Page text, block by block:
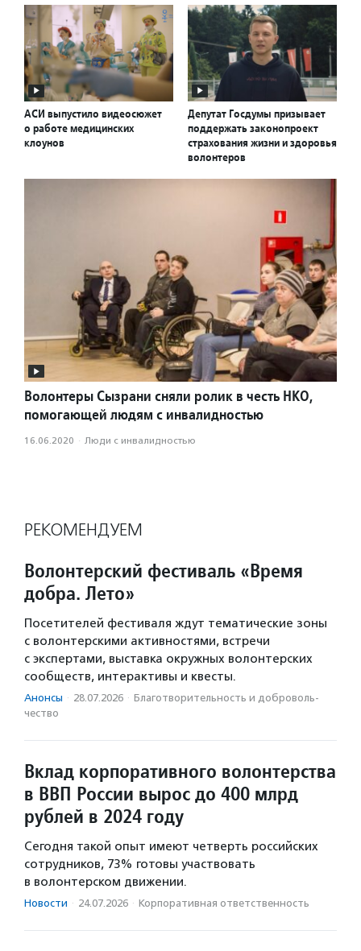
АСИ выпустило видеосюжет
о работе медицинских
клоунов
Депутат Госдумы призывает
поддержать законопроект
страхования жизни и здоровья
волонтеров
Волонтеры Сызрани сняли ролик в честь НКО,
помогающей людям с инвалидностью
16.06.2020 · Люди с инвалидностью
РЕКОМЕНДУЕМ
Волонтерский фестиваль «Время
добра. Лето»
Посетителей фестиваля ждут тематические зоны
с волонтерскими активностями, встречи
с экспертами, выставка окружных волонтерских
сообществ, интерактивы и квесты.
Анонсы · 28.07.2026 · Благотвори­тель­ность и доброволь­
чест­во
Вклад корпоративного волонтерства
в ВВП России вырос до 400 млрд
рублей в 2024 году
Сегодня такой опыт имеют четверть российских
сотрудников, 73% готовы участвовать
в волонтерском движении.
Новости · 24.07.2026 · Корпоративная ответственность